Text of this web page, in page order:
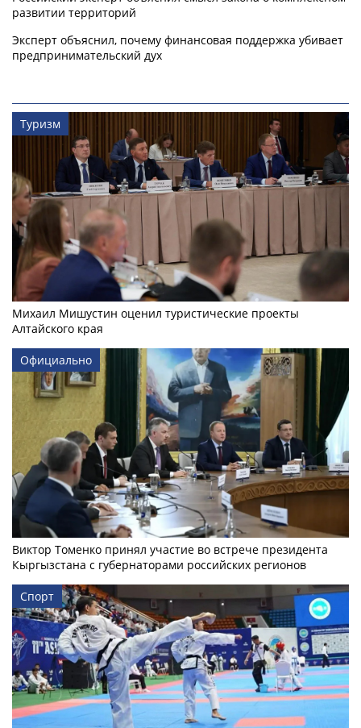
развитии территорий
Эксперт объяснил, почему финансовая поддержка убивает
предпринимательский дух
Туризм
Михаил Мишустин оценил туристические проекты
Алтайского края
Официально
Виктор Томенко принял участие во встрече президента
Кыргызстана с губернаторами российских регионов
Спорт